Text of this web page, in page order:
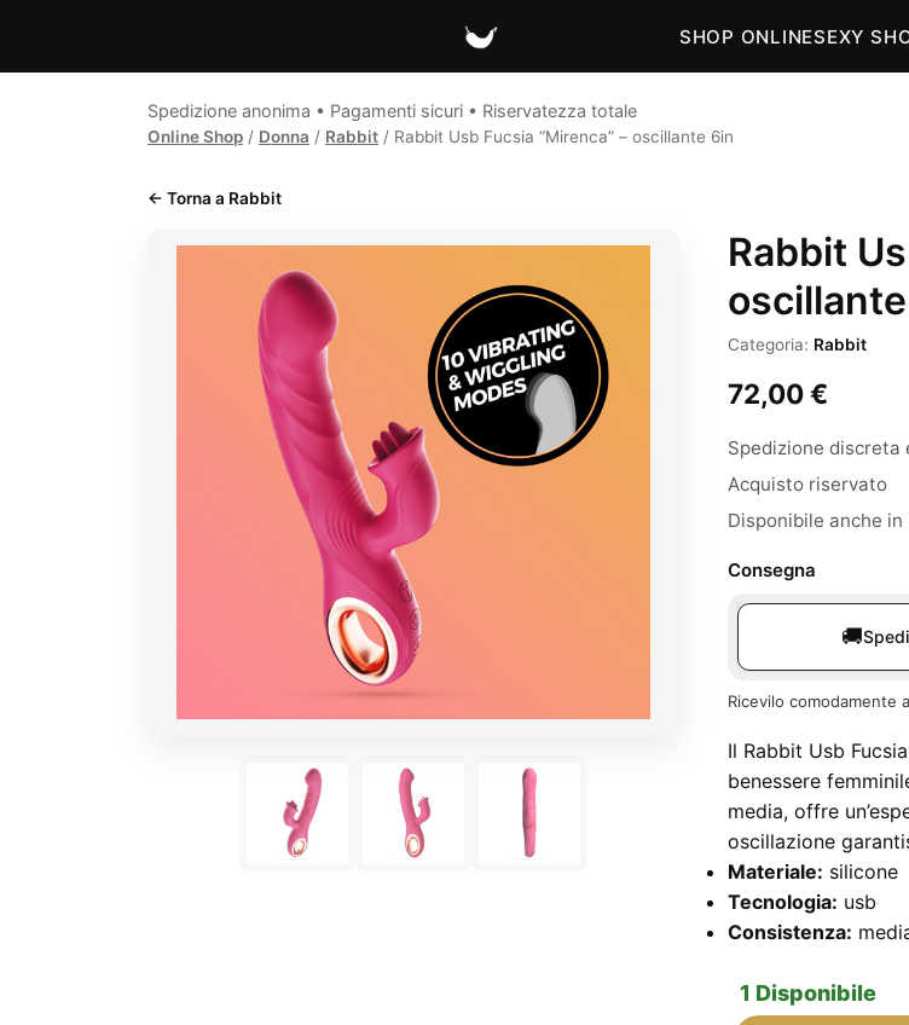
SHOP ONLINESEXY
Spedizione anonima • Pagamenti sicuri • Riservatezza totale
Online Shop / Donna / Rabbit / Rabbit Usb Fucsia “Mirenca” – oscillante 6in
← Torna a Rabbit
Rabbit
Categoria: Rabbit
72,00€
Spedizione discreta
Acquisto riservato
Disponibile anche in
Consegna
🚚
Ricevilo comodamente
Il Rabbit Usb
benessere
media, offre
oscillazione
Materiale: silicone
Tecnologia: usb
Consistenza:
1 Disponibile